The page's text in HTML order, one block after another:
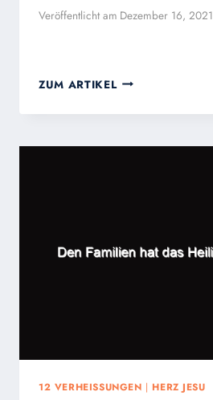
Veröffentlicht am Dezember 16, 2021
ZUM ARTIKEL DAS
JESU
DEN
BEKEHRUNG
12 VERHEISSUNGEN | HERZ JESU